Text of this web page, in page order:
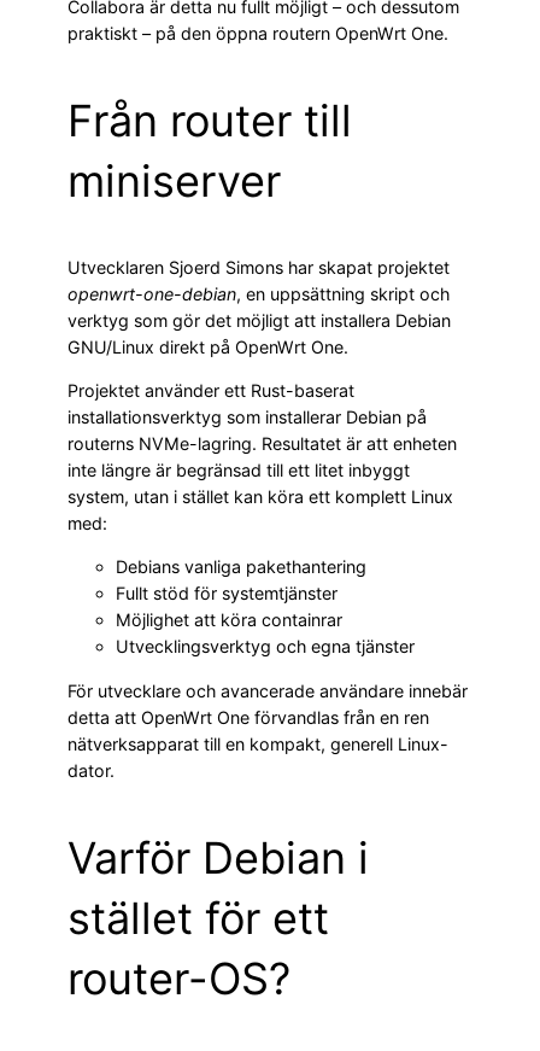
Collabora är detta nu fullt möjligt – och dessutom
praktiskt – på den öppna routern OpenWrt One.
Från router till
miniserver
Utvecklaren Sjoerd Simons har skapat projektet
openwrt-one-debian, en uppsättning skript och
verktyg som gör det möjligt att installera Debian
GNU/Linux direkt på OpenWrt One.
Projektet använder ett Rust-baserat
installationsverktyg som installerar Debian på
routerns NVMe-lagring. Resultatet är att enheten
inte längre är begränsad till ett litet inbyggt
system, utan i stället kan köra ett komplett Linux
med:
Debians vanliga pakethantering
Fullt stöd för systemtjänster
Möjlighet att köra containrar
Utvecklingsverktyg och egna tjänster
För utvecklare och avancerade användare innebär
detta att OpenWrt One förvandlas från en ren
nätverksapparat till en kompakt, generell Linux-
dator.
Varför Debian i
stället för ett
router-OS?